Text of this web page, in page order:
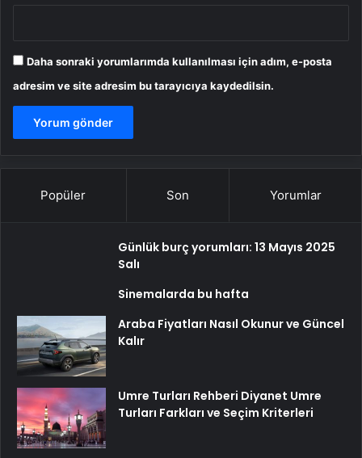
Daha sonraki yorumlarımda kullanılması için adım, e-posta
adresim ve site adresim bu tarayıcıya kaydedilsin.
Popüler Son Yorumlar
Günlük burç yorumları: 13 Mayıs 2025
Salı
Sinemalarda bu hafta
Araba Fiyatları Nasıl Okunur ve Güncel
Kalır
Umre Turları Rehberi Diyanet Umre
Turları Farkları ve Seçim Kriterleri